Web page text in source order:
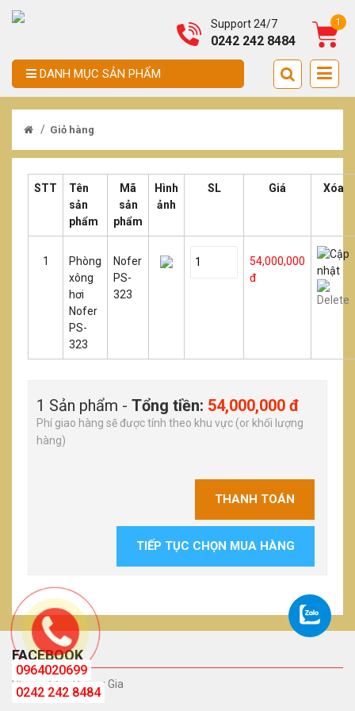
Support 24/7
0242 242 8484
1
DANH MỤC SẢN PHẨM
/ Giỏ hàng
STT
Tên
sản
phẩm
Mã
sản
phẩm
Hình
ảnh
SL Giá Xóa
1
Phòng
xông
hơi
Nofer
PS-
323
Nofer
PS-
323
54,000,000
đ
1 Sản phẩm - Tổng tiền: 54,000,000 đ
Phí giao hàng sẽ được tính theo khu vực (or khối lượng
hàng)
THANH TOÁN
TIẾP TỤC CHỌN MUA HÀNG
FACEBOOK
Phòng Tắm Hoàng Gia
0964020699
0242 242 8484